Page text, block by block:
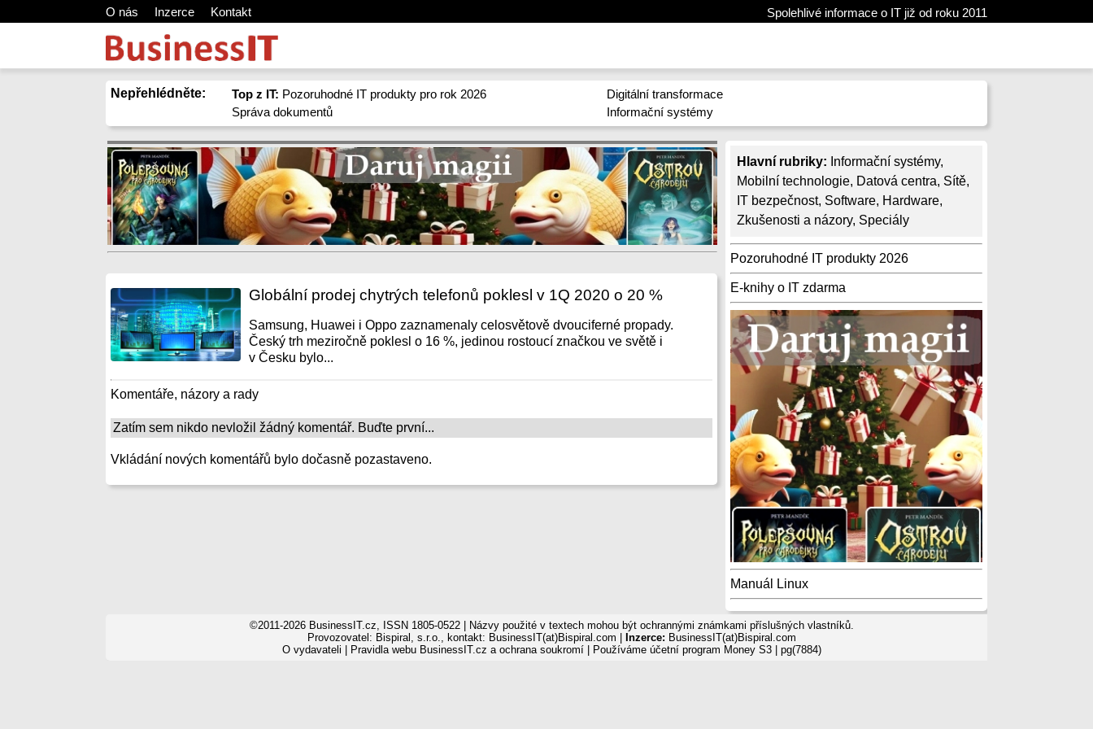
O nás Inzerce Kontakt Spolehlivé informace o IT již od roku 2011
Nepřehlédněte: Top z IT: Pozoruhodné IT produkty pro rok 2026
Správa dokumentů
Digitální transformace
Informační systémy
Hlavní rubriky: Informační systémy,
Mobilní technologie, Datová centra, Sítě,
IT bezpečnost, Software, Hardware,
Zkušenosti a názory, Speciály
Pozoruhodné IT produkty 2026
E-knihy o IT zdarma
Manuál Linux
Globální prodej chytrých telefonů poklesl v 1Q 2020 o 20 %
Samsung, Huawei i Oppo zaznamenaly celosvětově dvouciferné propady.
Český trh meziročně poklesl o 16 %, jedinou rostoucí značkou ve světě i
v Česku bylo...
Komentáře, názory a rady
Zatím sem nikdo nevložil žádný komentář. Buďte první...
Vkládání nových komentářů bylo dočasně pozastaveno.
©2011-2026 BusinessIT.cz, ISSN 1805-0522 | Názvy použité v textech mohou být ochrannými známkami příslušných vlastníků.
Provozovatel: Bispiral, s.r.o., kontakt: BusinessIT(at)Bispiral.com |
Inzerce: BusinessIT(at)Bispiral.com
O vydavateli
Pravidla webu BusinessIT.cz a ochrana soukromí| Používáme účetní program Money S3| pg(7884)